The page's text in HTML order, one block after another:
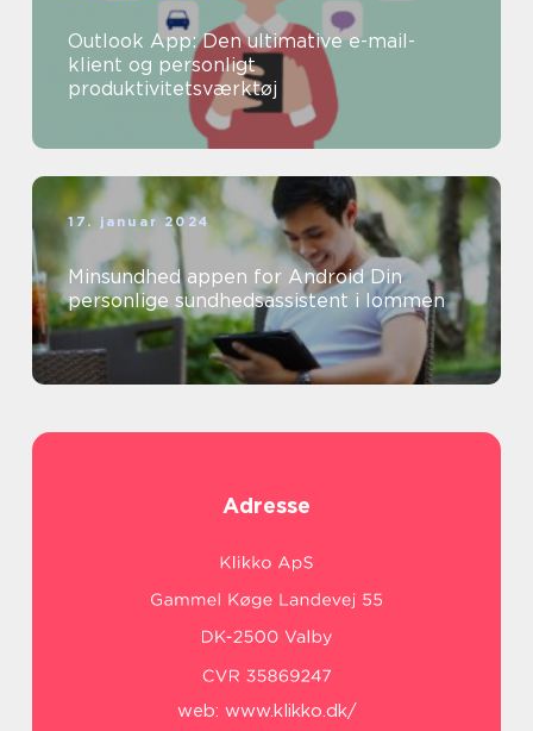
Outlook App: Den ultimative e-mail-
klient og personligt
produktivitetsværktøj
17. januar 2024
Minsundhed appen for Android Din
personlige sundhedsassistent i lommen
Adresse
web: www.klikko.dk/